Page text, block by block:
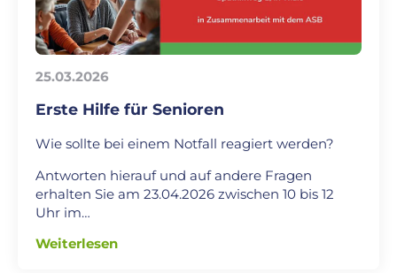
25.03.2026
Erste Hilfe für Senioren
Wie sollte bei einem Notfall reagiert werden?
Antworten hierauf und auf andere Fragen
erhalten Sie am 23.04.2026 zwischen 10 bis 12
Uhr im…
Weiterlesen